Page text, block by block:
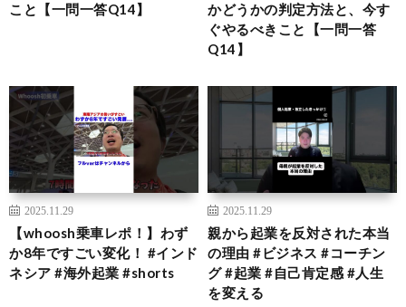
こと【一問一答Q14】
かどうかの判定方法と、今す
ぐやるべきこと【一問一答
Q14】
2025.11.29
【whoosh乗車レポ！】わず
か8年ですごい変化！ #インド
ネシア #海外起業 #shorts
2025.11.29
親から起業を反対された本当
の理由 #ビジネス #コーチン
グ #起業 #自己肯定感 #人生
を変える